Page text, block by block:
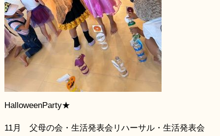
HalloweenParty★
11月 父母の会・生活発表会リハーサル・生活発表会